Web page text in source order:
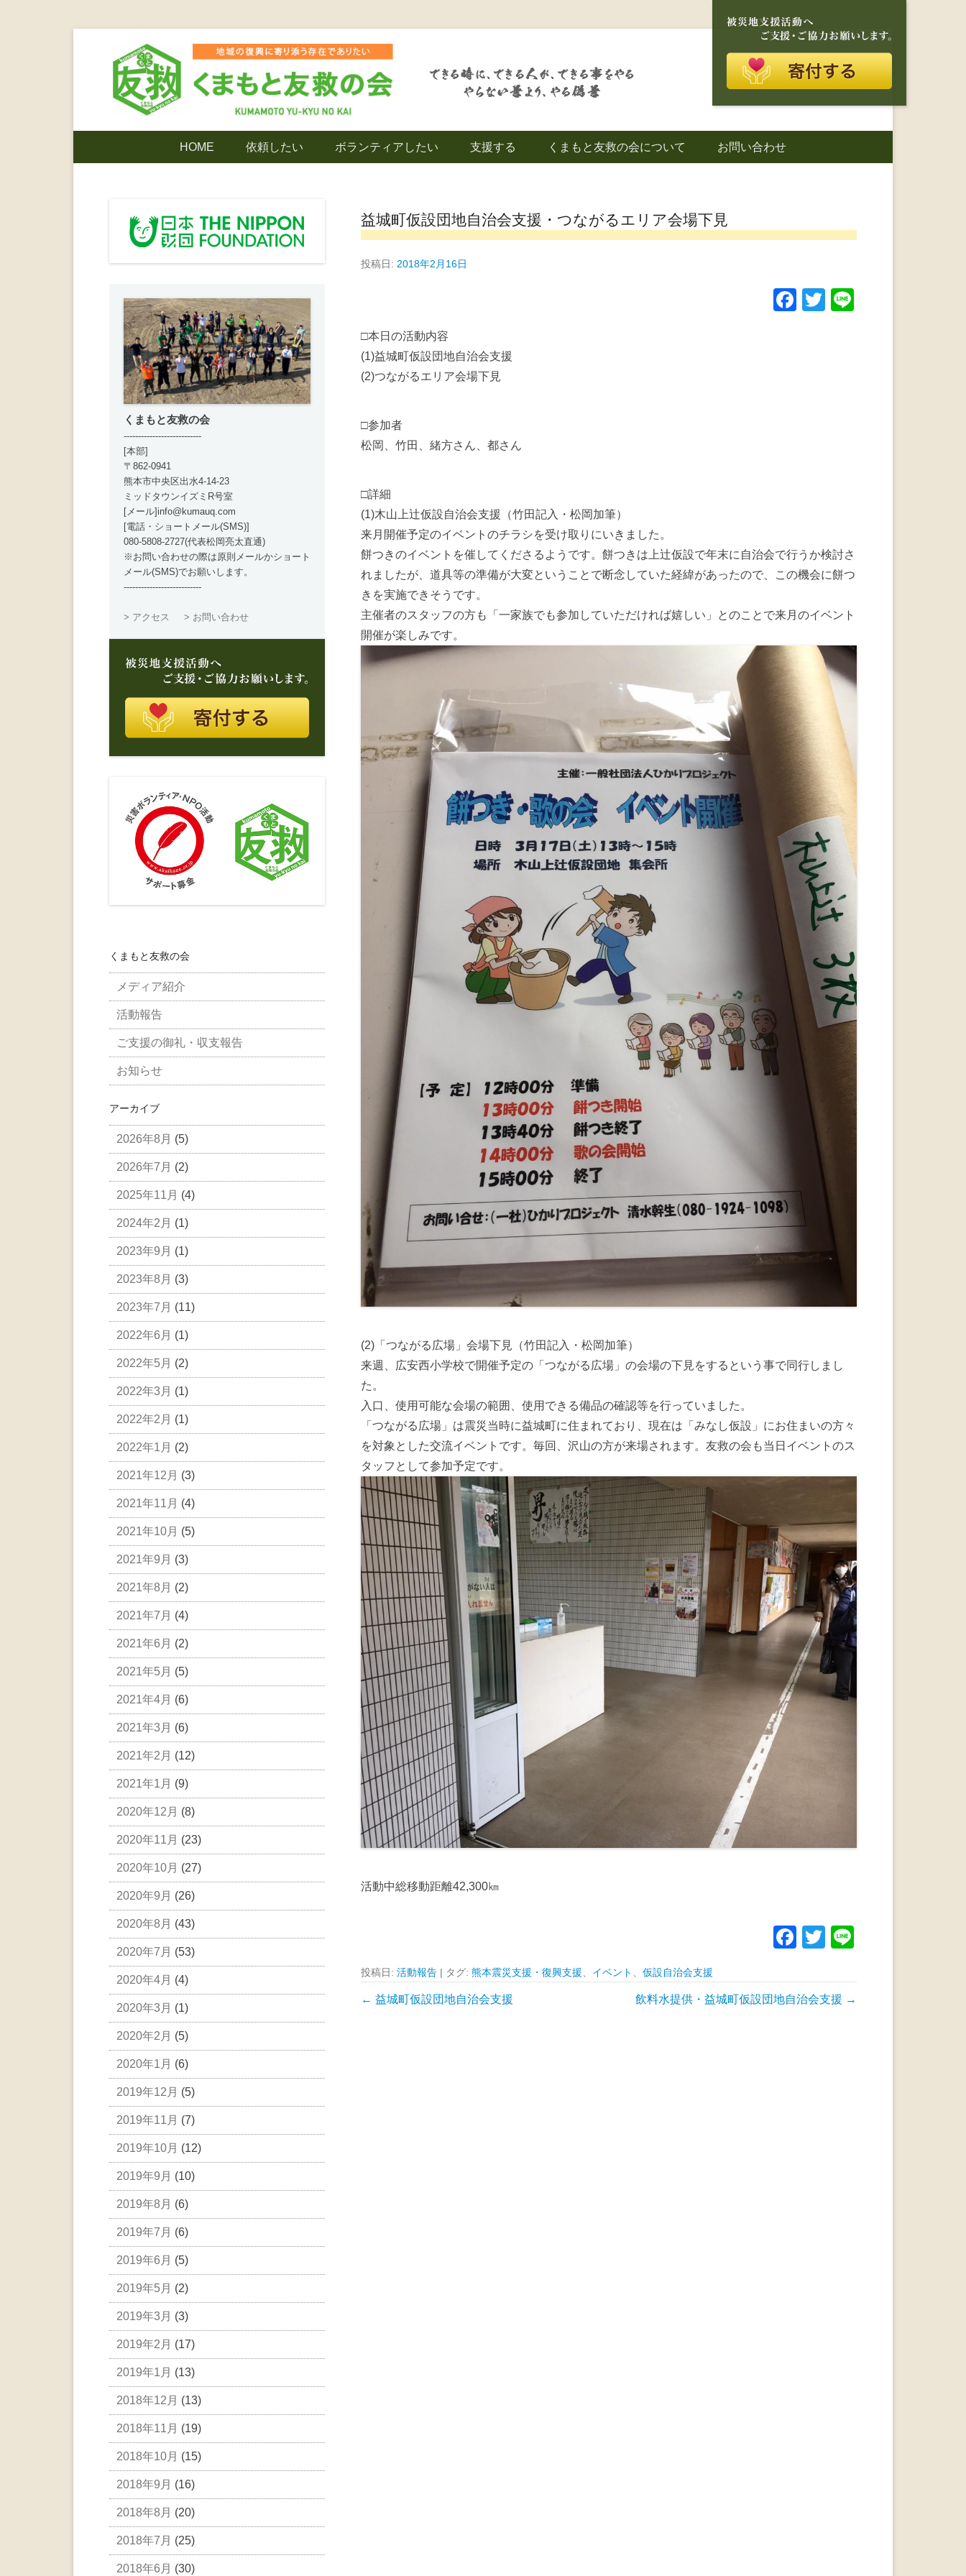
くまもと友救の会｜地域の復興に寄り添う存在
ンティア
HOME 依頼したい ボランティアしたい 支援する くまもと友救の会について お問い合わせ
益城町仮設団地自治会支援・つながるエリア会場下見
投稿日: 2018年2月16日
F T
□本日の活動内容
(1)益城町仮設団地自治会支援
(2)つながるエリア会場下見
□参加者
松岡、竹田、緒方さん、都さん
□詳細
(1)木山上辻仮設自治会支援（竹田記入・松岡加筆）
来月開催予定のイベントのチラシを受け取りにいきました。
餅つきのイベントを催してくださるようです。餅つきは上辻仮設で年末に自治会で行うか検討さ
れましたが、道具等の準備が大変ということで断念していた経緯があったので、この機会に餅つ
きを実施できそうです。
主催者のスタッフの方も「一家族でも参加していただければ嬉しい」とのことで来月のイベント
開催が楽しみです。
(2)「つながる広場」会場下見（竹田記入・松岡加筆）
来週、広安西小学校で開催予定の「つながる広場」の会場の下見をするという事で同行しまし
た。
入口、使用可能な会場の範囲、使用できる備品の確認等を行っていました。
「つながる広場」は震災当時に益城町に住まれており、現在は「みなし仮設」にお住まいの方々
を対象とした交流イベントです。毎回、沢山の方が来場されます。友救の会も当日イベントのス
タッフとして参加予定です。
活動中総移動距離42,300㎞
F
c
e
T
tt
er
投稿日: 活動報告 | タグ: 熊本震災支援・復興支援 イベント 仮設自治会支援
投
← 益城町仮設団地自治会支援 飲料水提供・益城町仮設団地自治会支援 →
くまもと友救の会
---------------------------
[本部]
〒862-0941
熊本市中央区出水4-14-23
ミッドタウンイズミR号室
[メール]info@kumauq.com
[電話・ショートメール(SMS)]
080-5808-2727(代表松岡亮太直通)
※お問い合わせの際は原則メールかショート
メール(SMS)でお願いします。
---------------------------
> アクセス > お問い合わせ
くまもと友救の会
メディア紹介
活動報告
ご支援の御礼・収支報告
お知らせ
アーカイブ
2026年8月 (5)
2026年7月 (2)
2025年11月 (4)
2024年2月 (1)
2023年9月 (1)
2023年8月 (3)
2023年7月 (11)
2022年6月 (1)
2022年5月 (2)
2022年3月 (1)
2022年2月 (1)
2022年1月 (2)
2021年12月 (3)
2021年11月 (4)
2021年10月 (5)
2021年9月 (3)
2021年8月 (2)
2021年7月 (4)
2021年6月 (2)
2021年5月 (5)
2021年4月 (6)
2021年3月 (6)
2021年2月 (12)
2021年1月 (9)
2020年12月 (8)
2020年11月 (23)
2020年10月 (27)
2020年9月 (26)
2020年8月 (43)
2020年7月 (53)
2020年4月 (4)
2020年3月 (1)
2020年2月 (5)
2020年1月 (6)
2019年12月 (5)
2019年11月 (7)
2019年10月 (12)
2019年9月 (10)
2019年8月 (6)
2019年7月 (6)
2019年6月 (5)
2019年5月 (2)
2019年3月 (3)
2019年2月 (17)
2019年1月 (13)
2018年12月 (13)
2018年11月 (19)
2018年10月 (15)
2018年9月 (16)
2018年8月 (20)
2018年7月 (25)
2018年6月 (30)